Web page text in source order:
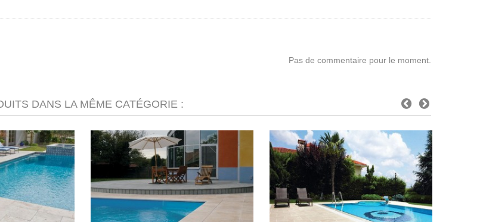
Pas de commentaire pour le moment.
DANS LA MÊME CATÉGORIE :